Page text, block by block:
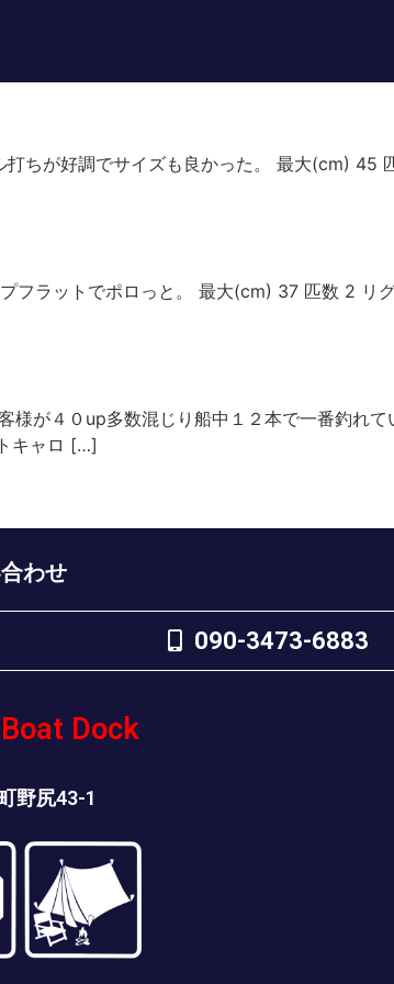
ちが好調でサイズも良かった。 最大(cm) 45
ラットでポロっと。 最大(cm) 37 匹数 2 リ
が４０up多数混じり船中１２本で一番釣れて
キャロ […]
わせ
090-3473-6883
Dock
野尻43-1